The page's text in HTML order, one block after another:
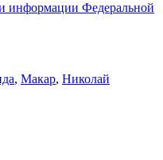
информации Федеральной
, Макар, Николай